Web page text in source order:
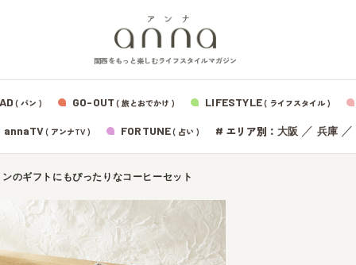
関西をもっと楽しむライフスタイルマガジン
( パン ) GO-OUT ( 旅とおでかけ ) LIFESTYLE( ライフスタイル )
annaTV( アンナTV ) FORTUNE( 占い ) # エリア別： 大阪 ／ 兵庫／
のギフトにもぴったりなコーヒーセット